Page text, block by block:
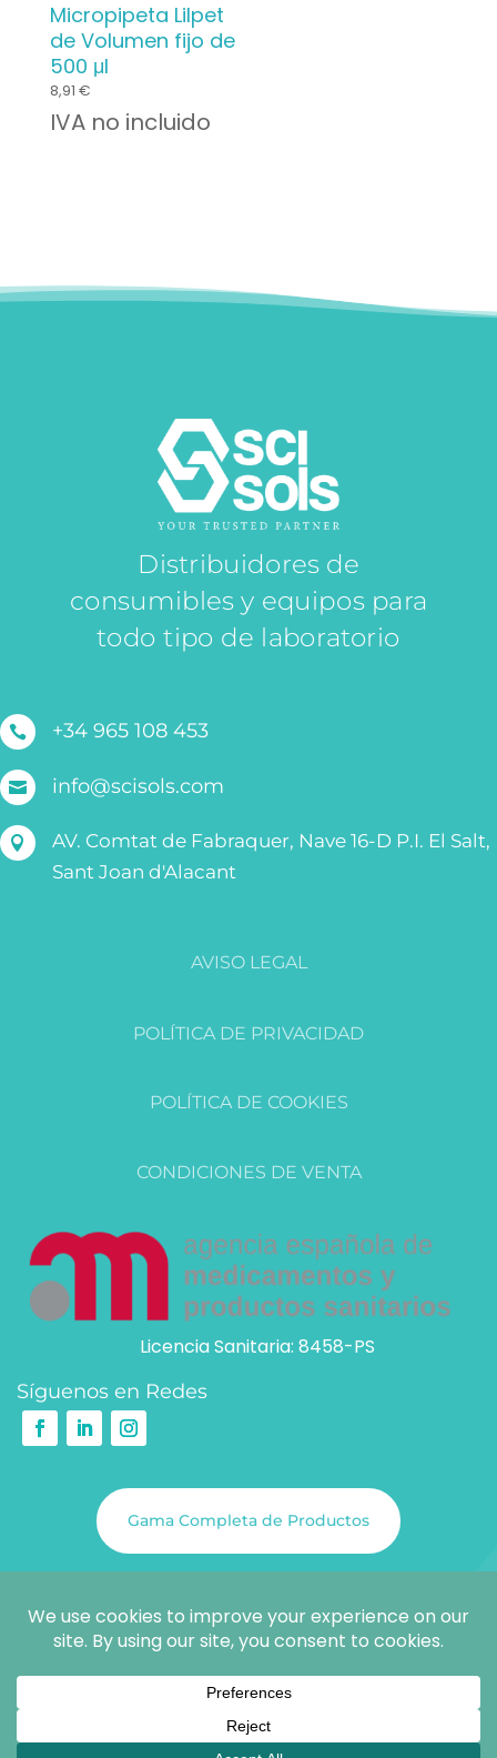
Micropipeta Lilpet
de Volumen fijo de
500 μl
8,91 €
IVA no incluido
Distribuidores de
consumibles y equipos para
todo tipo de laboratorio
 +34 965 108 453
 info@scisols.com

AV. Comtat de Fabraquer, Nave 16-D P.I. El Salt,
Sant Joan d'Alacant
AVISO LEGAL
POLÍTICA DE PRIVACIDAD
POLÍTICA DE COOKIES
CONDICIONES DE VENTA
Licencia Sanitaria: 8458-PS
Síguenos en Redes
Gama Completa de Productos
@COPYRIGHT 2026SCIENCE & SOLUTIONS S.L.
¡Infórmate sin compromiso!